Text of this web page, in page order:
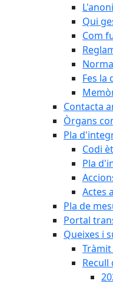
Qui
Com
Fes la
Contacta
Òrgans
Pla
Codi
Pla
Actes
Pla de
Portal
Queixes i